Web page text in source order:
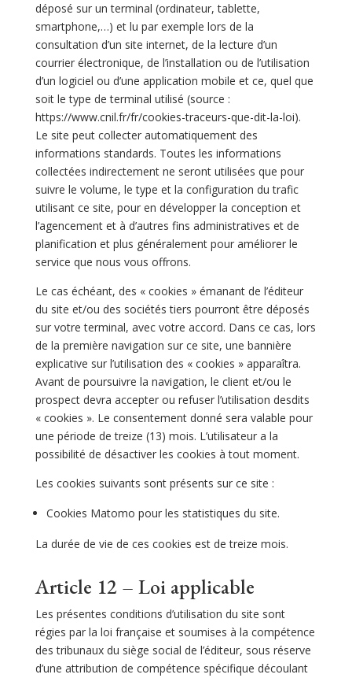
déposé sur un terminal (ordinateur, tablette,
smartphone,…) et lu par exemple lors de la
consultation d’un site internet, de la lecture d’un
courrier électronique, de l’installation ou de l’utilisation
d’un logiciel ou d’une application mobile et ce, quel que
soit le type de terminal utilisé (source :
https://www.cnil.fr/fr/cookies-traceurs-que-dit-la-loi).
Le site peut collecter automatiquement des
informations standards. Toutes les informations
collectées indirectement ne seront utilisées que pour
suivre le volume, le type et la configuration du trafic
utilisant ce site, pour en développer la conception et
l’agencement et à d’autres fins administratives et de
planification et plus généralement pour améliorer le
service que nous vous offrons.
Le cas échéant, des « cookies » émanant de l’éditeur
du site et/ou des sociétés tiers pourront être déposés
sur votre terminal, avec votre accord. Dans ce cas, lors
de la première navigation sur ce site, une bannière
explicative sur l’utilisation des « cookies » apparaîtra.
Avant de poursuivre la navigation, le client et/ou le
prospect devra accepter ou refuser l’utilisation desdits
« cookies ». Le consentement donné sera valable pour
une période de treize (13) mois. L’utilisateur a la
possibilité de désactiver les cookies à tout moment.
Les cookies suivants sont présents sur ce site :
Cookies Matomo pour les statistiques du site.
La durée de vie de ces cookies est de treize mois.
Article 12 – Loi applicable
Les présentes conditions d’utilisation du site sont
régies par la loi française et soumises à la compétence
des tribunaux du siège social de l’éditeur, sous réserve
d’une attribution de compétence spécifique découlant